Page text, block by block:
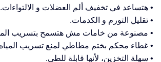
• هتساعد في تخفيف ألم العضلات و الالتواءات.
• تقليل التورم و الكدمات.
• مصنوعة من خامات مش هتسمح بتسريب
• غطاء محكم بختم مطاطي لمنع تسريب
• سهلة التخزين، لأنها قابلة للطي.